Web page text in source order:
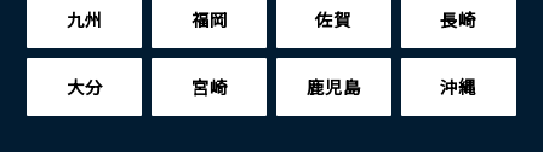
九州 福岡 佐賀 長崎
大分 宮崎 鹿児島 沖縄